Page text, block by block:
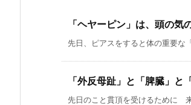
「ヘヤーピン」は、頭の気
先日、ピアスをすると体の重要な
「外反母趾」と「脾臓」と
先日のこと貫頂を受けるために